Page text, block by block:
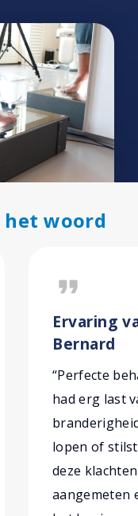
het woord
format_quote
Ervaring
Bernard
“Perfecte
had erg last
lopen of
deze
aangemeten